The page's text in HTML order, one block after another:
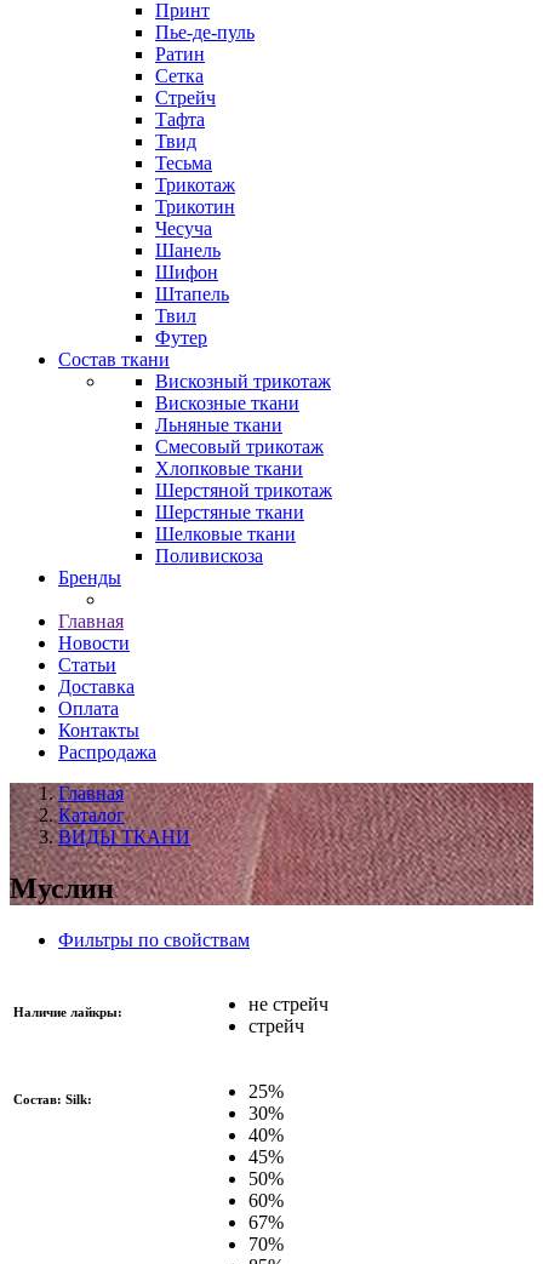
Принт
Пье-де-пуль
Ратин
Сетка
Стрейч
Тафта
Твид
Тесьма
Трикотаж
Трикотин
Чесуча
Шанель
Шифон
Штапель
Твил
Футер
Состав ткани
Вискозный трикотаж
Вискозные ткани
Льняные ткани
Смесовый трикотаж
Хлопковые ткани
Шерстяной трикотаж
Шерстяные ткани
Шелковые ткани
Поливискоза
Бренды
Главная
Новости
Статьи
Доставка
Оплата
Контакты
Распродажа
Главная
Каталог
ВИДЫ ТКАНИ
Муслин
Фильтры по свойствам
Наличие лайкры:
не стрейч
стрейч
Состав: Silk:
25%
30%
40%
45%
50%
60%
67%
70%